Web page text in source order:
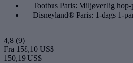
Tootbus Paris: Miljøvenlig hop-
Disneyland® Paris: 1-dags 1-
4,8 (9)
Fra 158,10 US$
150,19 US$